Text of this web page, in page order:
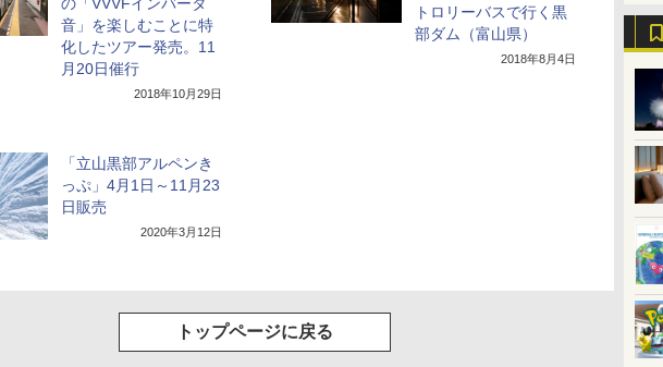
の「VVVFインバータ
音」を楽しむことに特
化したツアー発売。11
月20日催行
2018年10月29日
トロリーバスで行く黒
部ダム（富山県）
2018年8月4日
「立山黒部アルペンき
っぷ」4月1日～11月23
日販売
2020年3月12日
トップページに戻る